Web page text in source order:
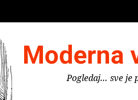
Moderna
Pogledaj... sve je